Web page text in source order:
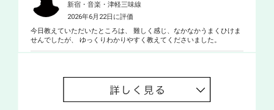
新宿・音楽・津軽三味線
2026年6月22日に評価
今日教えていただいたところは、 難しく感じ、なかなかうまくひけま
せんでしたが、 ゆっくりわかりやすく教えてくださいました。